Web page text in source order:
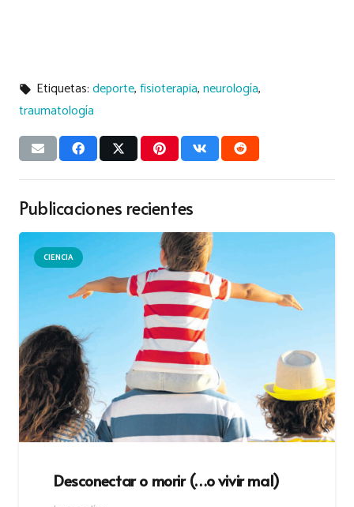
local_offer Etiquetas:deporte,fisioterapia,neurología,
traumatología
Publicaciones recientes
CIENCIA
Desconectar o morir (…o vivir mal)